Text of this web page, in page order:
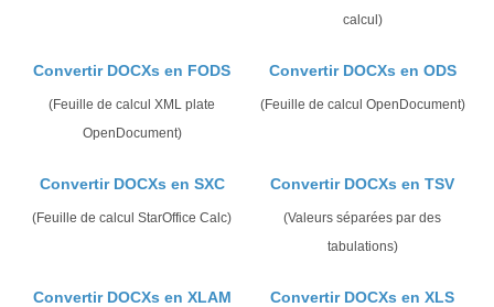
calcul)
Convertir DOCXs en FODS
(Feuille de calcul XML plate
OpenDocument)
Convertir DOCXs en ODS
(Feuille de calcul OpenDocument)
Convertir DOCXs en SXC
(Feuille de calcul StarOffice Calc)
Convertir DOCXs en TSV
(Valeurs séparées par des
tabulations)
Convertir DOCXs en XLAM Convertir DOCXs en XLS